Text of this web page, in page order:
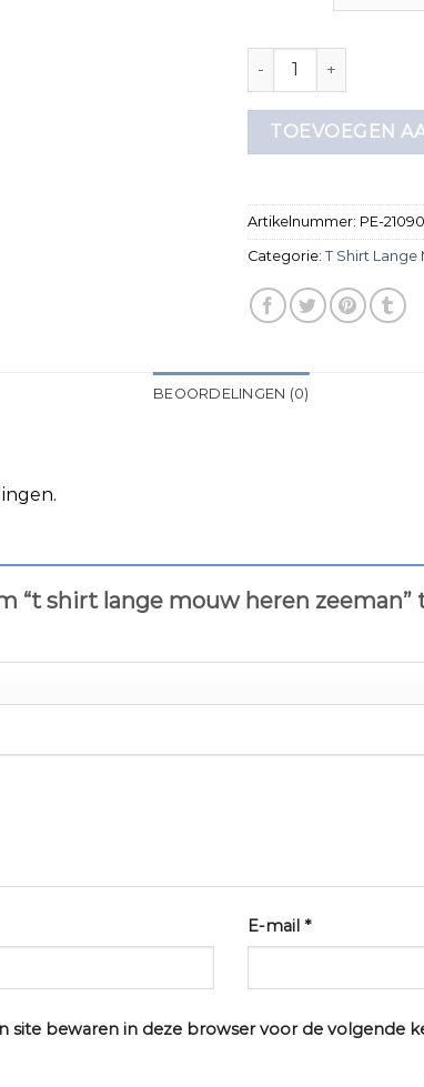
t shirt lange mouw
TOEVOEGEN
Artikelnummer: PE-
Categorie:T Shirt Lange
BEOORDELINGEN (0)
“t shirt lange mouw heren zeeman”
E-mail*
site bewaren in deze browser voor de volgende